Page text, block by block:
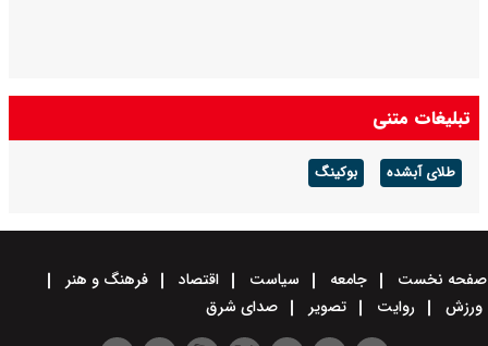
تبلیغات متنی
طلای آبشده بوکینگ
صفحه نخست جامعه سیاست اقتصاد
فرهنگ و هنر
ورزش
روایت تصویر صدای شرق